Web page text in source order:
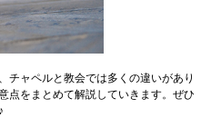
チャペルと教会では多くの違いがあり
点をまとめて解説していきます。ぜひ